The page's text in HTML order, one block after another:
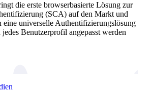
die erste browserbasierte Lösung zur
(SCA) auf den Markt und
eine universelle Authentifizierungslösung
Benutzerprofil angepasst werden